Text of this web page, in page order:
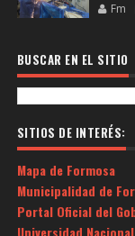
Fm
BUSCAR EN EL SITIO
SITIOS DE INTERÉS:
Mapa de Formosa
Municipalidad de
Portal Oficial del
Universidad